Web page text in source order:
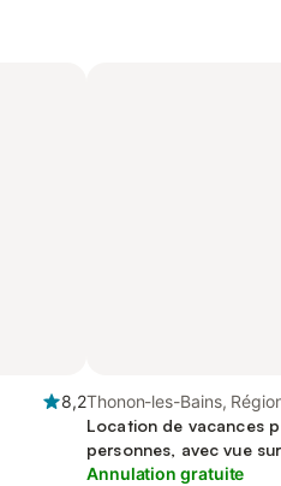
8,2Thonon-les-Bains,
Thonon-les-Bains
Location de vacances
personnes, avec vue
Annulation gratuite